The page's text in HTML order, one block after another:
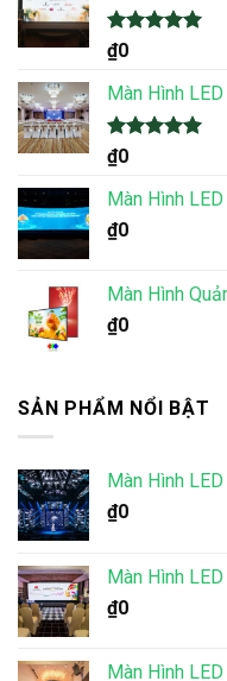
Được xếp
hạng
5 sao
₫0
Màn Hình
Được xếp
hạng
5 sao
₫0
Màn Hình
₫0
Màn Hình
₫0
SẢN PHẨM NỔI BẬT
Màn Hình
₫0
Màn Hình
₫0
Màn Hình